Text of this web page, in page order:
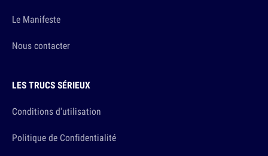
Le Manifeste
Nous contacter
LES TRUCS SÉRIEUX
Conditions d'utilisation
Politique de Confidentialité